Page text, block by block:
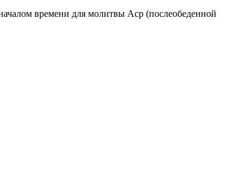
времени для молитвы Аср (послеобеденной